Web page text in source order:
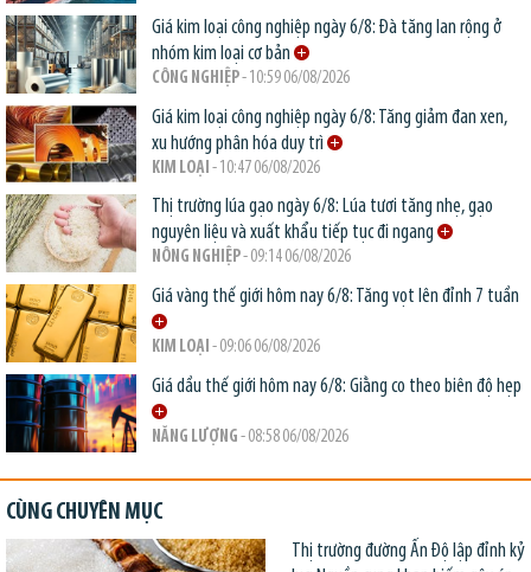
Giá kim loại công nghiệp ngày 6/8: Đà tăng lan rộng ở
nhóm kim loại cơ bản
CÔNG NGHIỆP- 10:59 06/08/2026
Giá kim loại công nghiệp ngày 6/8: Tăng giảm đan xen,
xu hướng phân hóa duy trì
KIM LOẠI - 10:47 06/08/2026
Thị trường lúa gạo ngày 6/8: Lúa tươi tăng nhẹ, gạo
nguyên liệu và xuất khẩu tiếp tục đi ngang
NÔNG NGHIỆP- 09:14 06/08/2026
Giá vàng thế giới hôm nay 6/8: Tăng vọt lên đỉnh 7 tuần
KIM LOẠI - 09:06 06/08/2026
Giá dầu thế giới hôm nay 6/8: Giằng co theo biên độ hẹp
NĂNG LƯỢNG - 08:58 06/08/2026
CÙNG CHUYÊN MỤC
Thị trường đường Ấn Độ lập đỉnh kỷ